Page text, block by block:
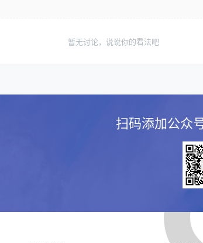
暂无讨论，说说你的看法吧
扫码添加公众